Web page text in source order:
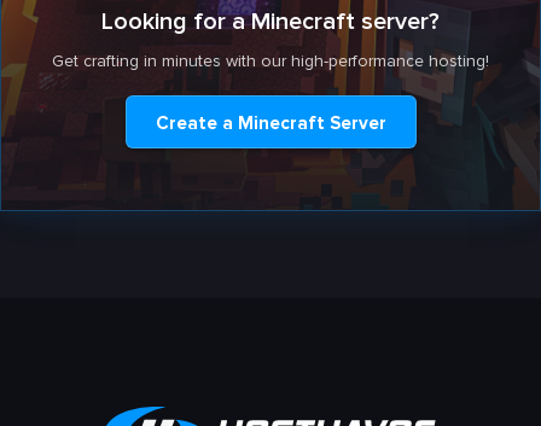
Looking for a Minecraft server?
Get crafting in minutes with our high-performance hosting!
Create a Minecraft Server